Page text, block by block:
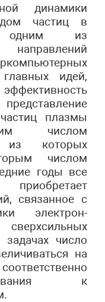
динамики
частиц в
одним из
идей,
плазмы
числом
из которых
числом
годы все
приобретает
связанное с
электрон-
число
на
к